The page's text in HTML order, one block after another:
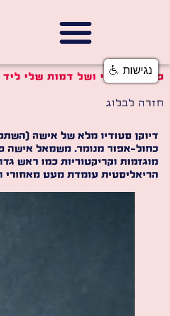
פרומפט שלי ושל דמות שלי ליד
חזרה לבלוג
דיוקן סטודיו מלא של אישה
כחול-אפור מנומר. משמאל אישה
מוגזמות וקריקטוריות כמו ראש
הריאליסטית עומדת מעט מאחורי
נגישות